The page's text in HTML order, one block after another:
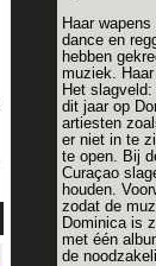
Haar
dance en
hebben
muziek.
Het
dit jaar op
artiesten
er niet in te
te open. Bij
Curaçao
houden.
zodat de
Dominica is
met één
de